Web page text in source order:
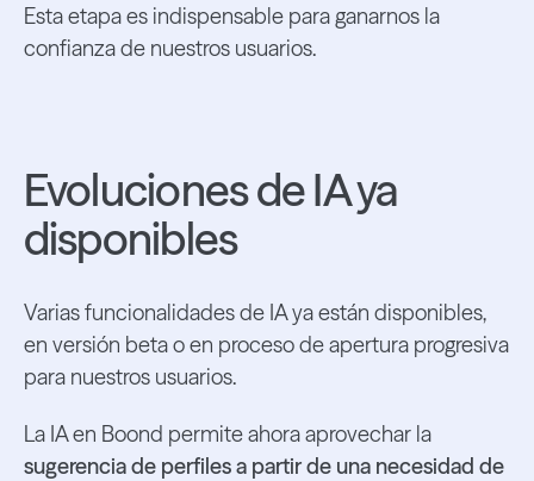
Esta etapa es indispensable para ganarnos la
confianza de nuestros usuarios.
Evoluciones de IA ya
disponibles
Varias funcionalidades de IA ya están disponibles,
en versión beta o en proceso de apertura progresiva
para nuestros usuarios.
La IA en Boond permite ahora aprovechar la
sugerencia de perfiles a partir de una necesidad de